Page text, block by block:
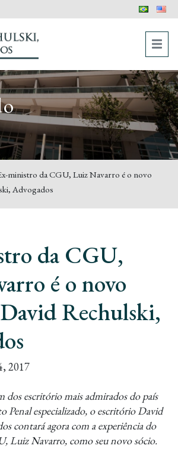
ministro da CGU, Luiz Navarro é o novo
Advogados
da CGU,
é o novo
Rechulski,
2017
escritório mais admirados do país
Penal especializado, o escritório David
contará agora com a experiência do
Luiz Navarro, como seu novo sócio.